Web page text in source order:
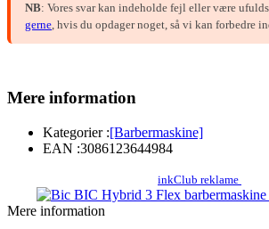
NB: Vores svar kan indeholde fejl eller være
gerne, hvis du opdager noget, så vi kan forbedre
Mere information
Kategorier :[Barbermaskine]
EAN :3086123644984
inkClub reklame
Mere information